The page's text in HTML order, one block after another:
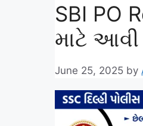
SBI PO
માટે આવી
June 25, 2025 by